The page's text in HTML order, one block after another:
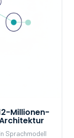
Millionen-
Sprachmodell